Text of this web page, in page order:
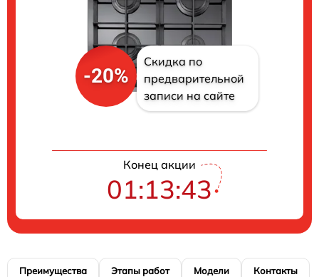
-20%
Скидка по
предварительной
записи на сайте
Конец акции
01:13:42
Преимущества Этапы работ Модели Контакты